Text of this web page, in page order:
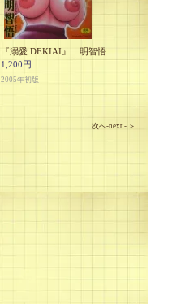
『溺愛 DEKIAI』 明智悟
1,200円
2005年初版
次へ-next - ＞